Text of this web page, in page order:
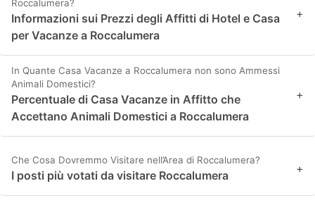
Roccalumera?
Informazioni sui Prezzi degli Affitti di Hotel e Casa
per Vacanze a Roccalumera
+
In Quante Casa Vacanze a Roccalumera non sono Ammessi
Animali Domestici?
Percentuale di Casa Vacanze in Affitto che
Accettano Animali Domestici a Roccalumera
+
Che Cosa Dovremmo Visitare nell’Area di Roccalumera?
I posti più votati da visitare Roccalumera +